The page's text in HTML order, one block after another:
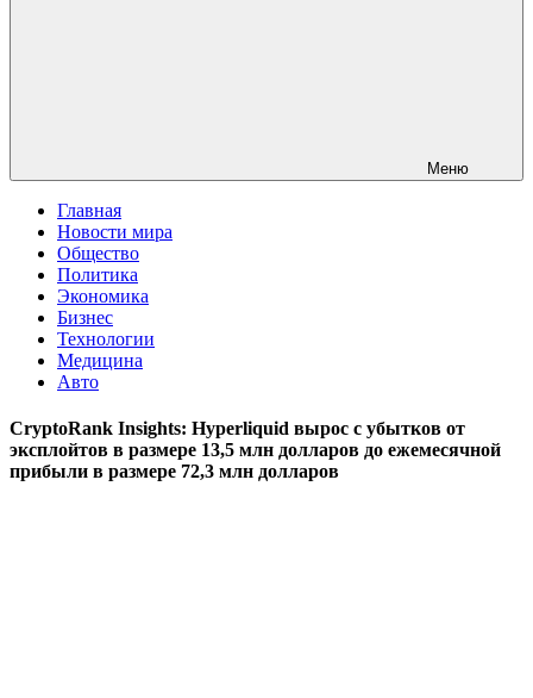
Меню
Главная
Новости мира
Общество
Политика
Экономика
Бизнес
Технологии
Медицина
Авто
CryptoRank Insights: Hyperliquid вырос с убытков от
эксплойтов в размере 13,5 млн долларов до ежемесячной
прибыли в размере 72,3 млн долларов